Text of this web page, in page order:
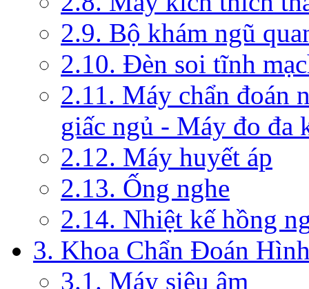
2.9. Bộ khám ngũ
2.10. Đèn soi tĩnh
2.11. Máy chẩn đoán
giấc ngủ - Máy đo đa
2.12. Máy huyết áp
2.13. Ống nghe
2.14. Nhiệt kế hồng
3. Khoa Chẩn Đoán
3.1. Máy siêu âm